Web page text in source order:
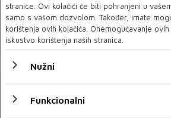
ALEKSANDRA RADOVIĆ O
Možete očekivati dobru svirku,
vrhunsku atmosferu!
stranice. Ovi kolačići će biti pohranjeni u
samo s vašom dozvolom. Također, imate
korištenja ovih kolačića. Onemogućavanje
iskustvo korištenja naših stranica.
Nužni
Funkcionalni